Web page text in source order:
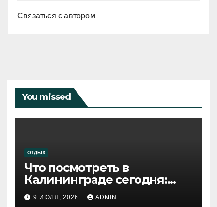
Связаться с автором
You missed
ОТДЫХ
Что посмотреть в
Калининграде сегодня:
путеводитель по самому
западному городу России
9 ИЮЛЯ, 2026 ADMIN